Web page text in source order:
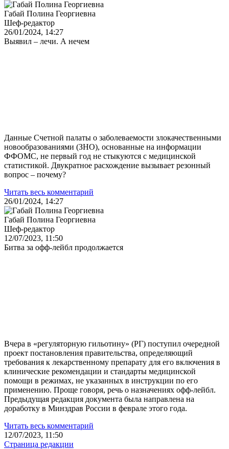
Габай Полина Георгиевна
Шеф-редактор
26/01/2024, 14:27
Выявил – лечи. А нечем
Данные Счетной палаты о заболеваемости злокачественными
новообразованиями (ЗНО), основанные на информации
ФФОМС, не первый год не стыкуются с медицинской
статистикой. Двукратное расхождение вызывает резонный
вопрос – почему?
Читать весь комментарий
26/01/2024, 14:27
Габай Полина Георгиевна
Шеф-редактор
12/07/2023, 11:50
Битва за офф-лейбл продолжается
Вчера в «регуляторную гильотину» (РГ) поступил очередной
проект постановления правительства, определяющий
требования к лекарственному препарату для его включения в
клинические рекомендации и стандарты медицинской
помощи в режимах, не указанных в инструкции по его
применению. Проще говоря, речь о назначениях офф-лейбл.
Предыдущая редакция документа была направлена на
доработку в Минздрав России в феврале этого года.
Читать весь комментарий
12/07/2023, 11:50
Страница редакции